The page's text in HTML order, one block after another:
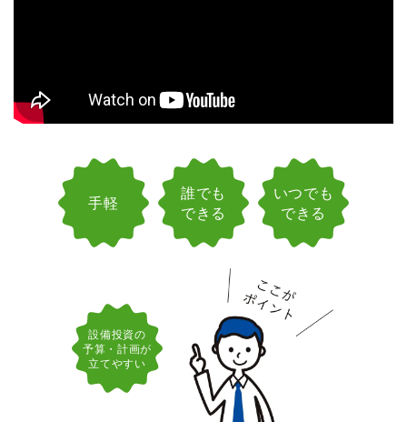
手軽
誰でも
できる
いつでも
できる
設備投資の
予算・計画が
立てやすい